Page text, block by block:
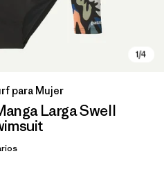
para Mujer
Larga Swell